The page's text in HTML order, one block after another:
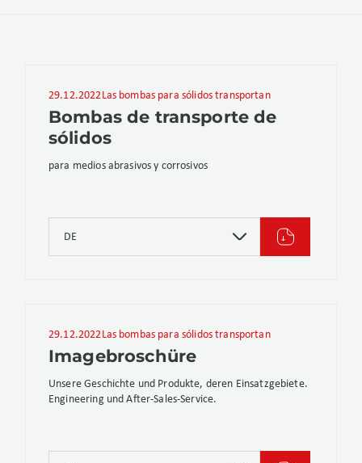
29.12.2022Las bombas para sólidos transportan
Bombas de transporte de
sólidos
para medios abrasivos y corrosivos
DE
29.12.2022Las bombas para sólidos transportan
Imagebroschüre
Unsere Geschichte und Produkte, deren Einsatzgebiete.
Engineering und After-Sales-Service.